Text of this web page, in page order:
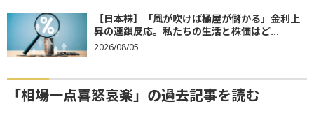
【日本株】「風が吹けば桶屋が儲かる」金利上
昇の連鎖反応。私たちの生活と株価はど...
2026/08/05
「相場一点喜怒哀楽」の過去記事を読む